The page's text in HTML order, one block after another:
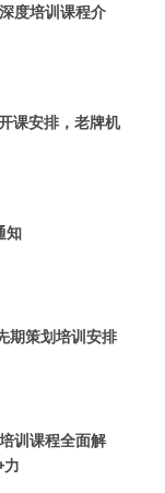
度培训课程介
课安排，老牌机
知
期策划培训安排
训课程全面解
力